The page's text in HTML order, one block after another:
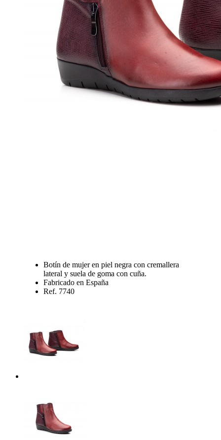
Botín de mujer en piel negra con cremallera
lateral y suela de goma con cuña.
Fabricado en España
Ref. 7740